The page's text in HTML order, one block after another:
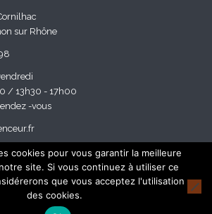
sur Rhône
/ 13h30 - 17h00
-vous
Tous droites réservés - Réalisé par
cookies pour vous garantir la meilleure
site. Si vous continuez à utiliser ce
que vous acceptez l'utilisation
des cookies.